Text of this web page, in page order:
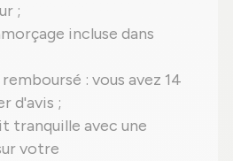
;
incluse dans
: vous avez 14
d'avis ;
tranquille avec une
votre